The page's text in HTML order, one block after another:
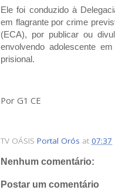
Ele foi conduzido à
em flagrante por crime
(ECA), por publicar ou
envolvendo adolescente
prisional.
Por G1 CE
TV OÁSIS Portal Orós at 07:37
Nenhum comentário:
Postar um comentário